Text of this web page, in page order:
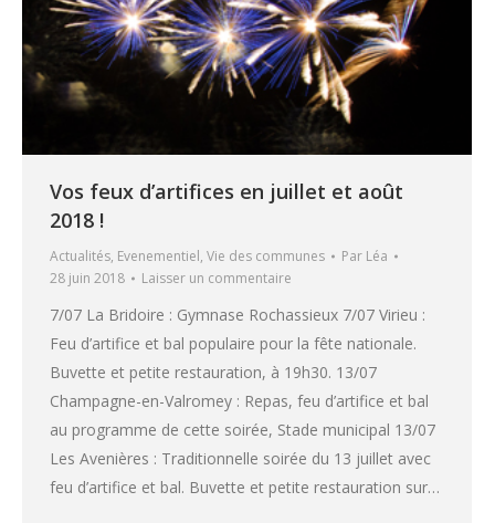
Vos feux d’artifices en juillet et août
2018 !
Actualités, Evenementiel, Vie des communes Par Léa
28 juin 2018
Laisser un commentaire
7/07 La Bridoire : Gymnase Rochassieux 7/07 Virieu :
Feu d’artifice et bal populaire pour la fête nationale.
Buvette et petite restauration, à 19h30. 13/07
Champagne-en-Valromey : Repas, feu d’artifice et bal
au programme de cette soirée, Stade municipal 13/07
Les Avenières : Traditionnelle soirée du 13 juillet avec
feu d’artifice et bal. Buvette et petite restauration sur…